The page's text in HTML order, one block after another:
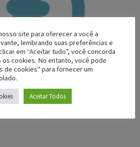
site para oferecer a você a
lembrando suas preferências e
em “Aceitar tudo”, você concorda
os cookies. No entanto, você pode
de cookies" para fornecer um
Aceitar Todos